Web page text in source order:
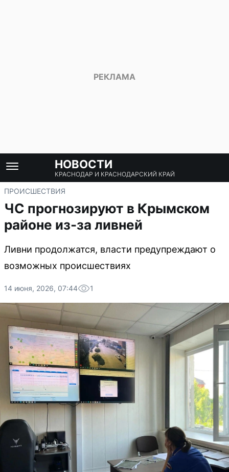
НОВОСТИ
КРАСНОДАР И КРАСНОДАРСКИЙ КРАЙ
ПРОИСШЕСТВИЯ
ЧС прогнозируют в Крымском
районе из-за ливней
Ливни продолжатся, власти предупреждают о
возможных происшествиях
14 июня, 2026, 07:44 1